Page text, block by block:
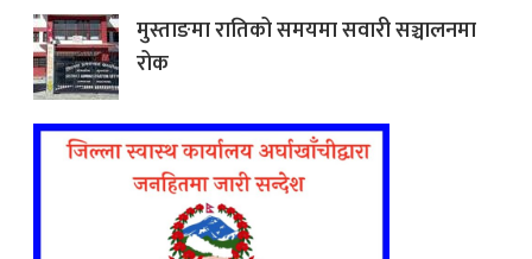
मुस्ताङमा रातिको समयमा सवारी सञ्चालनमा
रोक